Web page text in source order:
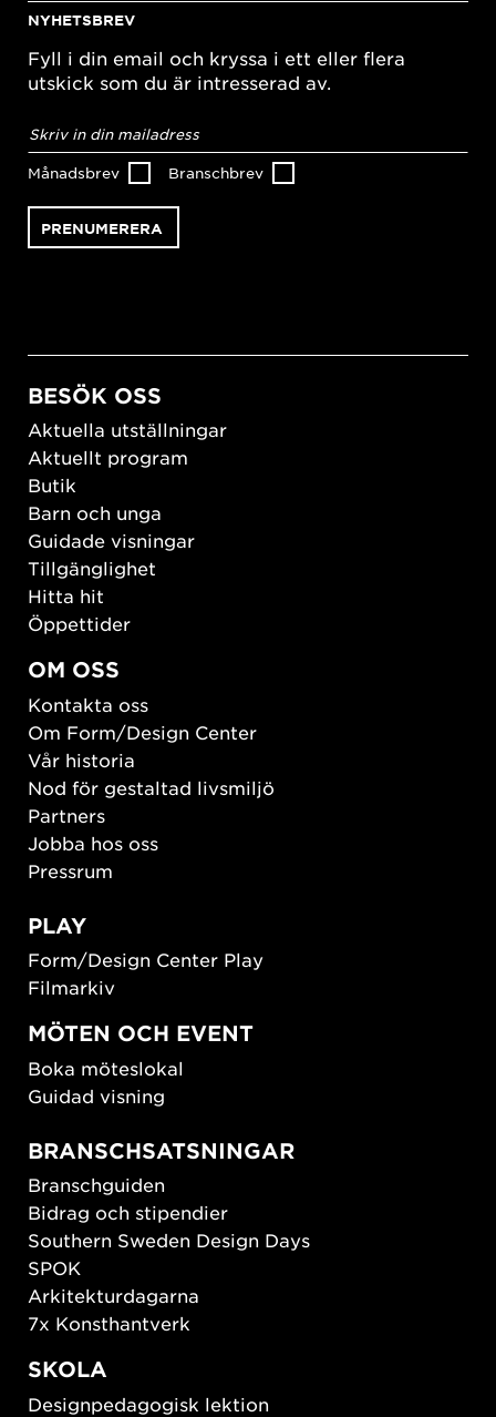
NYHETSBREV
Fyll i din email och kryssa i ett eller flera
utskick som du är intresserad av.
postadress*
Månadsbrev Branschbrev
BESÖK OSS
Aktuella utställningar
Aktuellt program
Butik
Barn och unga
Guidade visningar
Tillgänglighet
Hitta hit
Öppettider
OM OSS
Kontakta oss
Om Form/Design Center
Vår historia
Nod för gestaltad livsmiljö
Partners
Jobba hos oss
Pressrum
PLAY
Form/Design Center Play
Filmarkiv
MÖTEN OCH EVENT
Boka möteslokal
Guidad visning
BRANSCHSATSNINGAR
Branschguiden
Bidrag och stipendier
Southern Sweden Design Days
SPOK
Arkitekturdagarna
7x Konsthantverk
SKOLA
Designpedagogisk lektion